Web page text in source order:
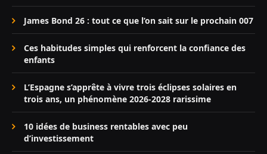
James Bond 26 : tout ce que l’on sait sur le prochain 007
Ces habitudes simples qui renforcent la confiance des
enfants
L’Espagne s’apprête à vivre trois éclipses solaires en
trois ans, un phénomène 2026-2028 rarissime
10 idées de business rentables avec peu
d’investissement